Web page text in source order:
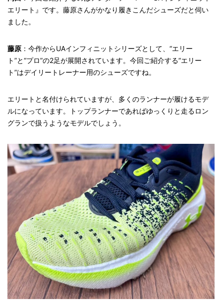
エリート』です。藤原さんがかなり履きこんだシューズだと伺い
ました。
藤原 ：今作からUAインフィニットシリーズとして、“エリー
ト”と“プロ”の2足が展開されています。今回ご紹介する“エリー
ト”はデイリートレーナー用のシューズですね。
エリートと名付けられていますが、多くのランナーが履けるモデ
ルになっています。トップランナーであればゆっくりと走るロン
グランで扱うようなモデルでしょう。